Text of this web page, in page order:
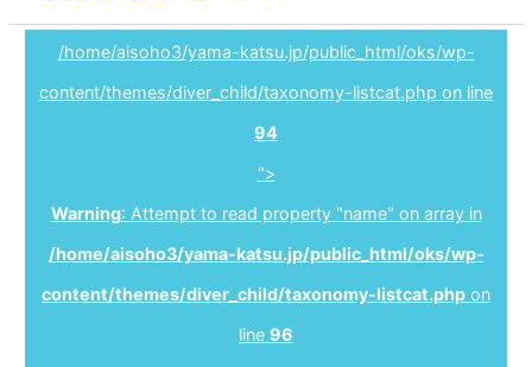
/home/aisoho3/yama-katsu.jp/public_html/oks/wp-
content/themes/diver_child/taxonomy-listcat.php on line
94
">
Warning: Attempt to read property "name" on array in
/home/aisoho3/yama-katsu.jp/public_html/oks/wp-
content/themes/diver_child/taxonomy-listcat.php on
line 96